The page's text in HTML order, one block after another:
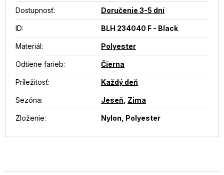
Dostupnosť: Doručenie 3-5 dní
ID: BLH 234040 F - Black
Materiál: Polyester
Odtiene farieb: Čierna
Príležitosť: Každý deň
Sezóna: Jeseň Zima
Zloženie: Nylon, Polyester